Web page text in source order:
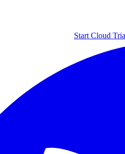
Start Cloud